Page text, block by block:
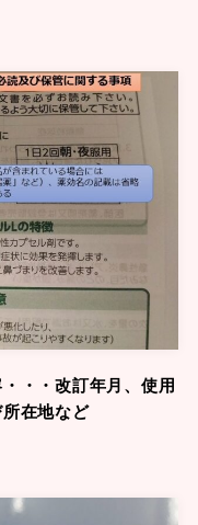
・・改訂年月、使用
在地など